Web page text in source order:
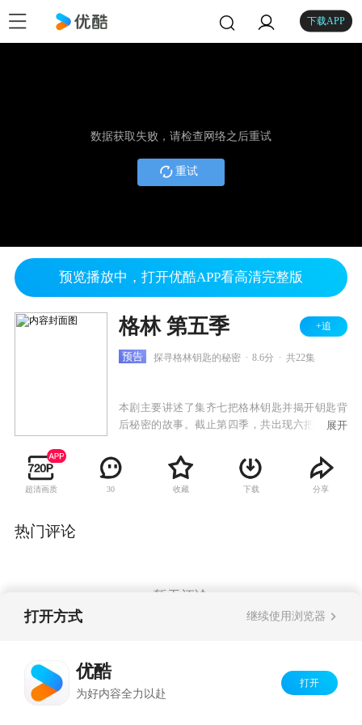
下载APP
数据获取失败，请检查网络之后重试
重试
预览播放中，打开优酷APP看高清完整版
格林 第五季 +追
预告 探寻格林钥匙的秘密 8.6分 共22集
本剧主要讲述了集齐七把格林钥匙并揭开钥匙背
后秘密的故事。截止第四季，共出现六把钥匙，
所在未知。
展开
超清画质 30 收藏 下载 分享
热门评论
暂无评论
打开方式 继续使用浏览器
优酷
为好内容全力以赴
打开